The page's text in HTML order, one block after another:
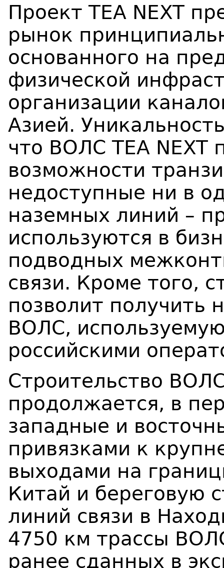
Проект TEA NEXT
рынок
основанного на
физической
организации
Азией.
что ВОЛС TEA NEXT
возможности
недоступные ни в
наземных линий –
используются в
подводных
связи. Кроме того,
позволит получить
ВОЛС,
российскими
Строительство
продолжается, в
западные и
привязками к
выходами на
Китай и береговую
линий связи в
4750 км трассы
ранее сданных в